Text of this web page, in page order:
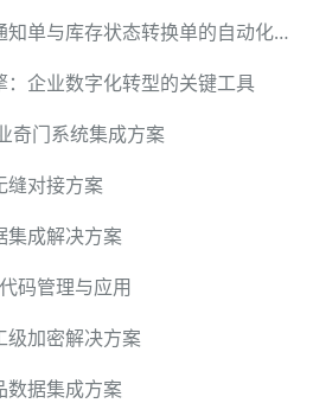
金蝶云星空系统间发货通知单与库存状态转换单的自动化集成方案
企业数字化转型的关键工具
奇门系统集成方案
缝对接方案
集成解决方案
码管理与应用
级加密解决方案
数据集成方案